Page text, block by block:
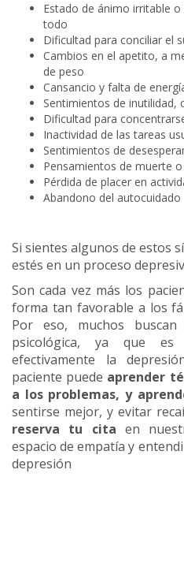
Estado de ánimo irritable
todo
Dificultad para conciliar el
Cambios en el apetito, a
de peso
Cansancio y falta de
Sentimientos de inutilidad,
Dificultad para
Inactividad de las tareas
Sentimientos de
Pensamientos de muerte
Pérdida de placer en
Abandono del autocuidado
Si sientes algunos de estos
estés en un proceso
Son cada vez más los
forma tan favorable a los
Por eso, muchos
psicológica, ya que
efectivamente la
paciente puede aprender
a los problemas, y
sentirse mejor, y evitar
reserva tu cita en
espacio de empatía y
depresión